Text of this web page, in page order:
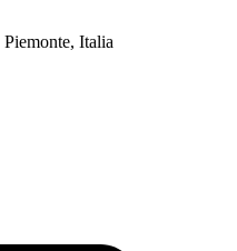
Italia